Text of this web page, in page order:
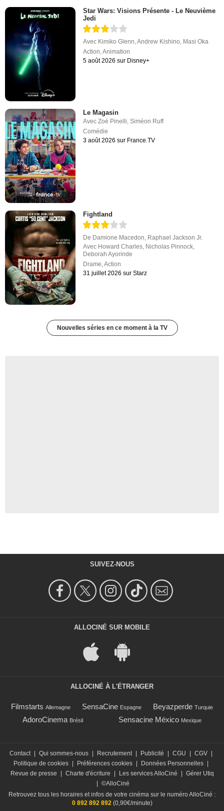
Star Wars: Visions Présente - Le Neuvième
Jedi
Avec Kimiko Glenn ,Andrew Kishino Masi Oka
Action ,Animation
5 août 2026 sur Disney+
Le Magasin
AvecZoé Pinelli,Siméon Ruff
Comédie
3 août 2026 sur France.TV
Fightland
De Damione Macedon, Raphael Jackson Jr.
Avec Howard Charles, Nicholas Pinnock,
Deborah Ayorinde
Drame,Action
31 juillet 2026 sur Starz
Nouvelles séries en ce moment à la TV
SUIVEZ-NOUS
ALLOCINÉ SUR MOBILE
ALLOCINÉ À L'ÉTRANGER
Filmstarts Allemagne SensaCine Espagne Beyazperde Turquie
AdoroCinema Brésil Sensacine México Mexique
Contact Qui sommes-nous Recrutement Publicité CGU CGV
Politique de cookies
Préférences cookies Données Personnelles
Revue de presse
Charte d'écriture Les services AlloCiné
Gérer Utiq
©AlloCiné
Retrouvez tous les horaires et infos de votre cinéma sur le numéro AlloCiné :
0 892 892 892(0,90€/minute)